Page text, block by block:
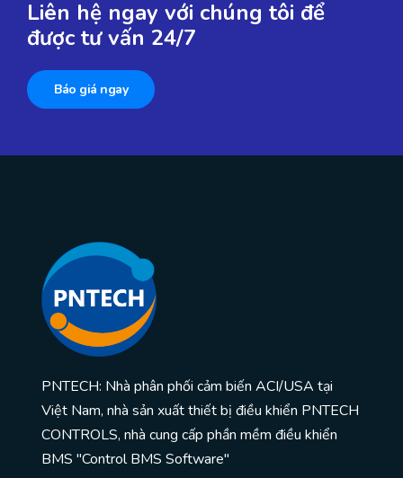
Liên hệ ngay với chúng tôi để
được tư vấn 24/7
Báo giá ngay
PNTECH: Nhà phân phối cảm biến ACI/USA tại
Việt Nam, nhà sản xuất thiết bị điều khiển PNTECH
CONTROLS, nhà cung cấp phần mềm điều khiển
BMS "Control BMS Software"